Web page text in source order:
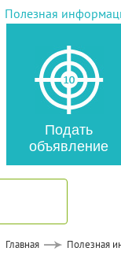
Полезная
Подать
объявление
Главная Полезная